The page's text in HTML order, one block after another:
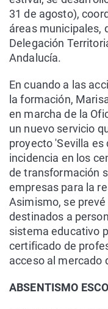
31 de agosto),
áreas municipales,
Delegación
Andalucía.
En cuando a las
la formación,
en marcha de la
un nuevo servicio
proyecto 'Sevilla es
incidencia en los
de transformación
empresas para la
Asimismo, se
destinados a
sistema educativo
certificado de
acceso al mercado
ABSENTISMO